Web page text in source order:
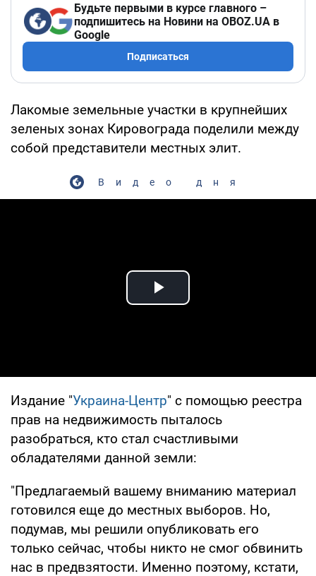
Будьте первыми в курсе главного –
подпишитесь на Новини на OBOZ.UA в
Google
Подписаться
Лакомые земельные участки в крупнейших
зеленых зонах Кировограда поделили между
собой представители местных элит.
Видео дня
Play Video
Издание "Украина-Центр" с помощью реестра
прав на недвижимость пыталось
разобраться, кто стал счастливыми
обладателями данной земли:
"Предлагаемый вашему вниманию материал
готовился еще до местных выборов. Но,
подумав, мы решили опубликовать его
только сейчас, чтобы никто не смог обвинить
нас в предвзятости. Именно поэтому, кстати,